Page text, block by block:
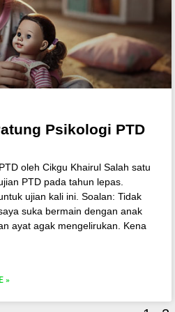
Psikologi PTD
oleh Cikgu Khairul Salah satu
PTD pada tahun lepas.
ujian kali ini. Soalan: Tidak
suka bermain dengan anak
ayat agak mengelirukan. Kena
»